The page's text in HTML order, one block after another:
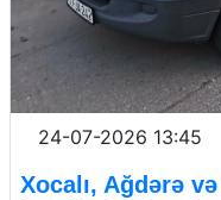
24-07-2026 13:45
Xocalı, Ağdərə